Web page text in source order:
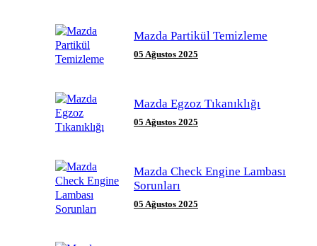
Mazda Partikül Temizleme
05 Ağustos 2025
Mazda Egzoz Tıkanıklığı
05 Ağustos 2025
Mazda Check Engine Lambası
Sorunları
05 Ağustos 2025